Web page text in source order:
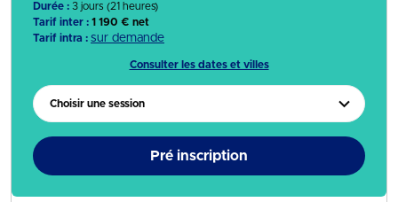
Durée : 3 jours (21 heures)
Tarif inter : 1 190 € net
Tarif intra : sur demande
Consulter les dates et villes
Choisir une session
Pré inscription